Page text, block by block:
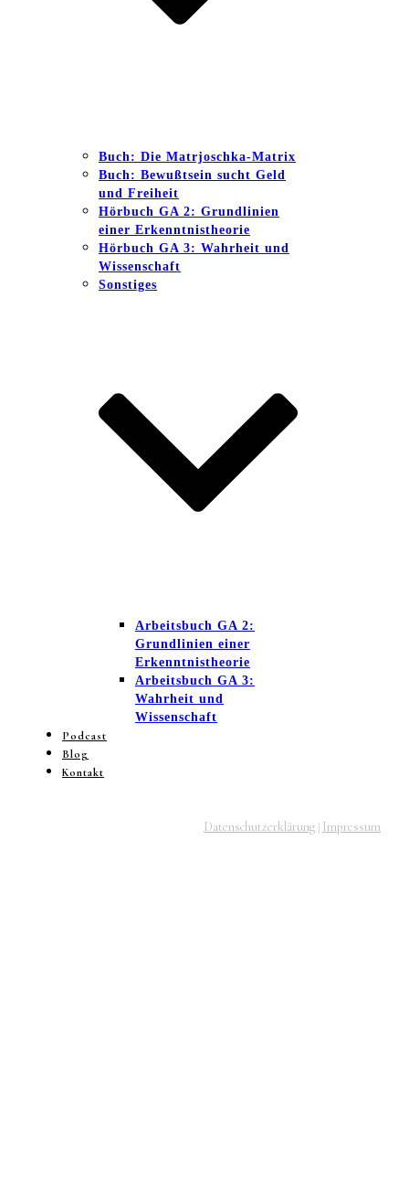
Buch: Die Matrjoschka-Matrix
Buch: Bewußtsein sucht Geld
und Freiheit
Hörbuch GA 2: Grundlinien
einer Erkenntnistheorie
Hörbuch GA 3: Wahrheit und
Wissenschaft
Sonstiges
Arbeitsbuch GA 2:
Grundlinien einer
Erkenntnistheorie
Arbeitsbuch GA 3:
Wahrheit und
Wissenschaft
Podcast
Blog
Kontakt
Datenschutzerklärung | Impressum